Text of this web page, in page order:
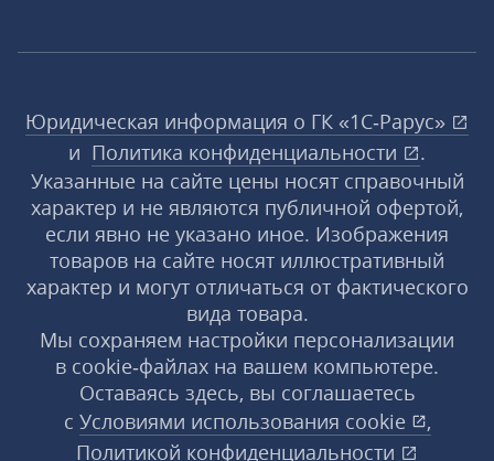
Юридическая информация о ГК «1С‑Рарус»
и Политика конфиденциальности
.
Указанные на сайте цены носят справочный
характер и не являются публичной офертой,
если явно не указано иное. Изображения
товаров на сайте носят иллюстративный
характер и могут отличаться от фактического
вида товара.
Мы сохраняем настройки персонализации
в cookie‑файлах на вашем компьютере.
Оставаясь здесь, вы соглашаетесь
с Условиями использования cookie
,
Политикой конфиденциальности